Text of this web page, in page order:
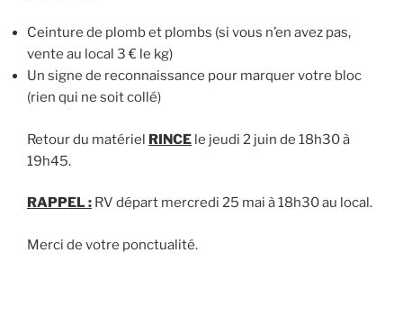
Ceinture de plomb et plombs (si vous n’en avez pas,
vente au local 3 € le kg)
Un signe de reconnaissance pour marquer votre bloc
(rien qui ne soit collé)
Retour du matériel RINCE le jeudi 2 juin de 18h30 à
19h45.
RAPPEL : RV départ mercredi 25 mai à 18h30 au local.
Merci de votre ponctualité.